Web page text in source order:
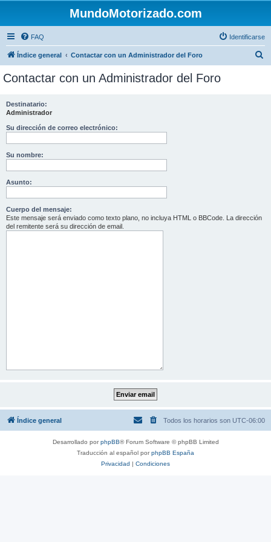
MundoMotorizado.com
FAQ Identificarse
Índice general Contactar con un Administrador del Foro
Contactar con un Administrador del Foro
Destinatario:
Administrador
Su dirección de correo electrónico:
Su nombre:
Asunto:
Cuerpo del mensaje:
Este mensaje será enviado como texto plano, no incluya HTML o BBCode. La dirección
del remitente será su dirección de email.
Índice general Todos los horarios son UTC-06:00
Desarrollado porphpBB® Forum Software © phpBB Limited
Traducción al español porphpBB España
Privacidad | Condiciones